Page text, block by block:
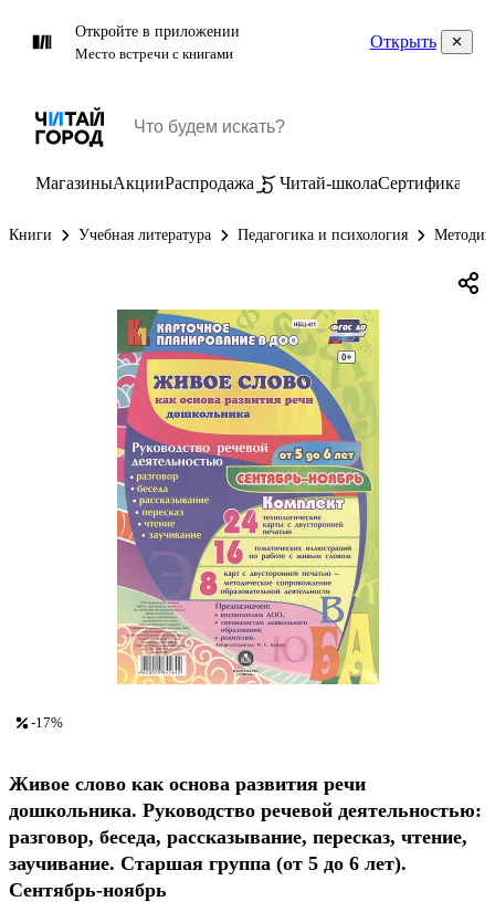
Откройте в приложении
Место встречи с книгами
Открыть
МагазиныАкцииРаспродажа Читай-школаСертификаты
Книги Учебная литература Педагогика и психология
-17%
Живое слово как основа развития речи
дошкольника. Руководство речевой деятельностью:
разговор, беседа, рассказывание, пересказ, чтение,
заучивание. Старшая группа (от 5 до 6 лет).
Сентябрь-ноябрь